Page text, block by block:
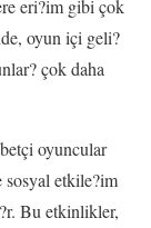
eri?im gibi çok
oyun içi geli?
çok daha
oyuncular
sosyal etkile?im
Bu etkinlikler,